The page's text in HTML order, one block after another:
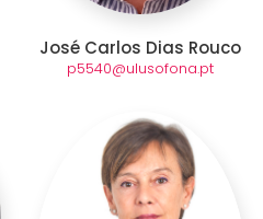
José Carlos Dias Rouco
p5540@ulusofona.pt